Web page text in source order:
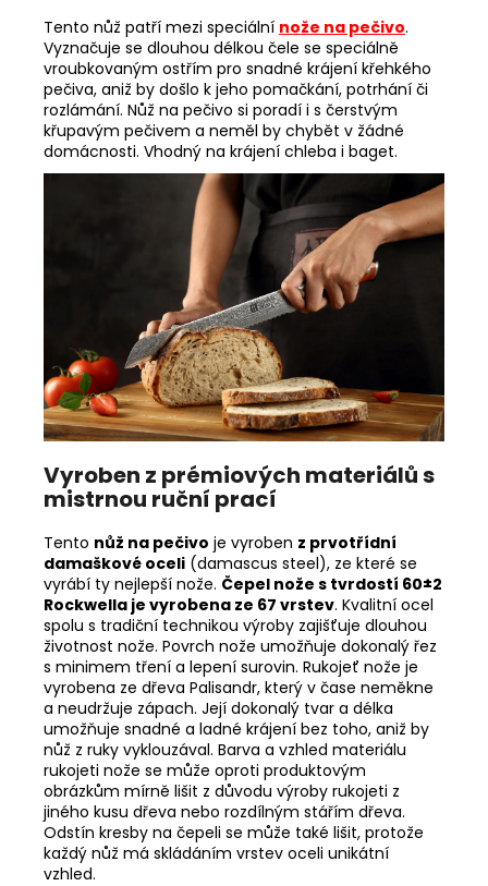
Tento nůž patří mezi speciální nože na pečivo.
Vyznačuje se dlouhou délkou čele se speciálně
vroubkovaným ostřím pro snadné krájení křehkého
pečiva, aniž by došlo k jeho pomačkání, potrhání či
rozlámání. Nůž na pečivo si poradí i s čerstvým
křupavým pečivem a neměl by chybět v žádné
domácnosti. Vhodný na krájení chleba i baget.
Vyroben z prémiových materiálů s
mistrnou ruční prací
Tento nůž na pečivo je vyroben z prvotřídní
damaškové oceli (damascus steel), ze které se
vyrábí ty nejlepší nože. Čepel nože s tvrdostí 60±2
Rockwella je vyrobena ze 67 vrstev. Kvalitní ocel
spolu s tradiční technikou výroby zajišťuje dlouhou
životnost nože. Povrch nože umožňuje dokonalý řez
s minimem tření a lepení surovin. Rukojeť nože je
vyrobena ze dřeva Palisandr, který v čase neměkne
a neudržuje zápach. Její dokonalý tvar a délka
umožňuje snadné a ladné krájení bez toho, aniž by
nůž z ruky vyklouzával. Barva a vzhled materiálu
rukojeti nože se může oproti produktovým
obrázkům mírně lišit z důvodu výroby rukojeti z
jiného kusu dřeva nebo rozdílným stářím dřeva.
Odstín kresby na čepeli se může také lišit, protože
každý nůž má skládáním vrstev oceli unikátní
vzhled.